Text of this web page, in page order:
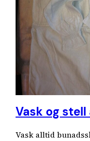
Vask og
Vask alltid